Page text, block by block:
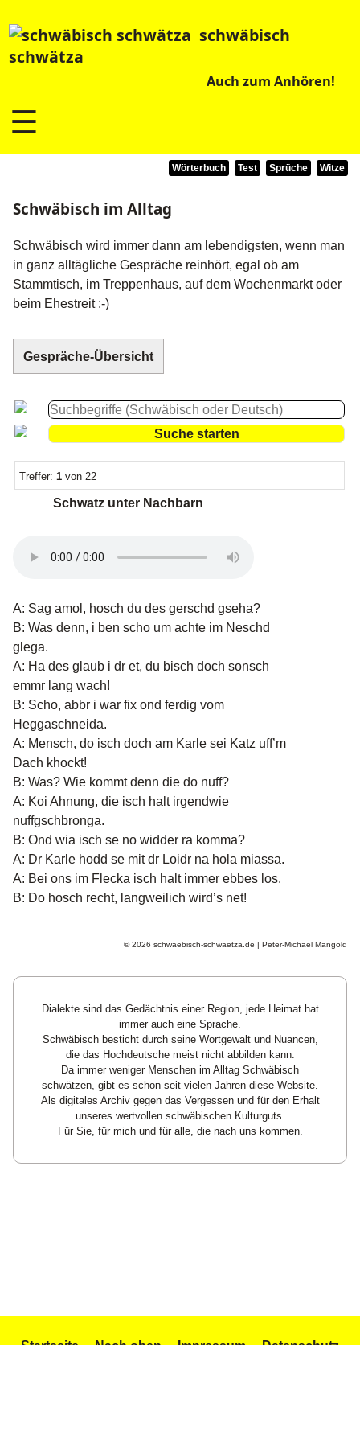
schwäbisch
schwätza
Auch zum Anhören!
☰
Wörterbuch Test Sprüche Witze
Schwäbisch im Alltag
Schwäbisch wird immer dann am lebendigsten, wenn man
in ganz alltägliche Gespräche reinhört, egal ob am
Stammtisch, im Treppenhaus, auf dem Wochenmarkt oder
beim Ehestreit :-)
Gespräche-Übersicht
Treffer: 1 von 22
Schwatz unter Nachbarn
A: Sag amol, hosch du des gerschd gseha?
B: Was denn, i ben scho um achte im Neschd
glega.
A: Ha des glaub i dr et, du bisch doch sonsch
emmr lang wach!
B: Scho, abbr i war fix ond ferdig vom
Heggaschneida.
A: Mensch, do isch doch am Karle sei Katz uff’m
Dach khockt!
B: Was? Wie kommt denn die do nuff?
A: Koi Ahnung, die isch halt irgendwie
nuffgschbronga.
B: Ond wia isch se no widder ra komma?
A: Dr Karle hodd se mit dr Loidr na hola miassa.
A: Bei ons im Flecka isch halt immer ebbes los.
B: Do hosch recht, langweilich wird’s net!
© 2026 schwaebisch-schwaetza.de | Peter-Michael Mangold
Dialekte sind das Gedächtnis einer Region, jede Heimat hat
immer auch eine Sprache.
Schwäbisch besticht durch seine Wortgewalt und Nuancen,
die das Hochdeutsche meist nicht abbilden kann.
Da immer weniger Menschen im Alltag Schwäbisch
schwätzen, gibt es schon seit vielen Jahren diese Website.
Als digitales Archiv gegen das Vergessen und für den Erhalt
unseres wertvollen schwäbischen Kulturguts.
Für Sie, für mich und für alle, die nach uns kommen.
Startseite Nach oben Impressum Datenschutz